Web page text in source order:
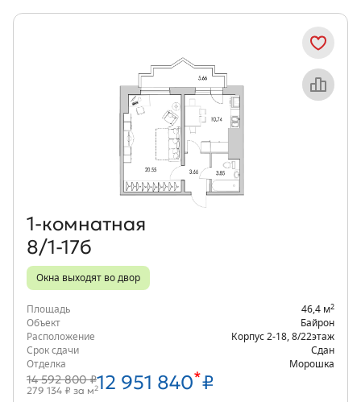
Объект месяца
1‑комнатная
8/1-17б
Окна выходят во двор
Площадь 46,4 м2
Объект
Байрон
Расположение
Корпус 2-18 8/22этаж
Срок сдачи
Сдан
Отделка
Морошка
14 592 800 ₽12 951 840*₽
279 134 ₽ за м2